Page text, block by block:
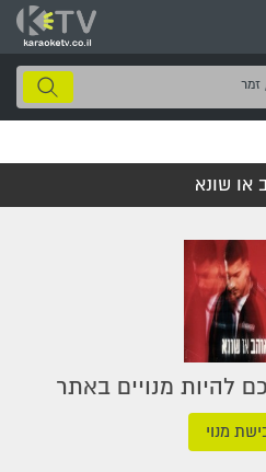
חיפוש
שיר
או שונא
להיות מנויים באתר
מנוי